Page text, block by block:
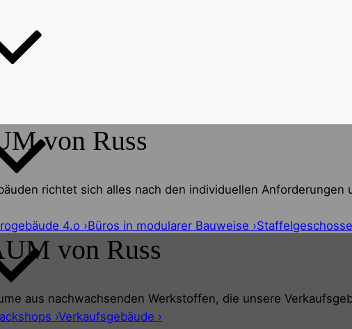
von Russ
richtet sich alles nach den individuellen
4.o ›Büros in modularer Bauweise ›Staffelgeschosse
von Russ
aus nachwachsenden Werkstoffen, die unsere
›Verkaufsgebäude ›